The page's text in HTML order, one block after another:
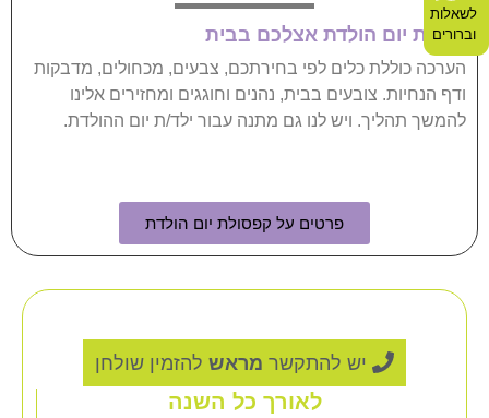
חגיגת יום הולדת אצלכם בבית
הערכה כוללת כלים לפי בחירתכם, צבעים, מכחולים, מדבקות
ודף הנחיות. צובעים בבית, נהנים וחוגגים ומחזירים אלינו
להמשך תהליך. ויש לנו גם מתנה עבור ילד/ת יום ההולדת.
פרטים על קפסולת יום הולדת
יש להתקשר מראש להזמין שולחן
לאורך כל השנה
לשאלות
וברורים